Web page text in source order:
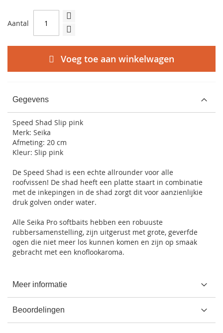
Aantal
Voeg toe aan winkelwagen
Gegevens
Speed Shad Slip pink
Merk: Seika
Afmeting: 20 cm
Kleur: Slip pink
De Speed Shad is een echte allrounder voor alle
roofvissen! De shad heeft een platte staart in combinatie
met de inkepingen in de shad zorgt dit voor aanzienlijkie
druk golven onder water.
Alle Seika Pro softbaits hebben een robuuste
rubbersamenstelling, zijn uitgerust met grote, geverfde
ogen die niet meer los kunnen komen en zijn op smaak
gebracht met een knoflookaroma.
Meer informatie
Beoordelingen